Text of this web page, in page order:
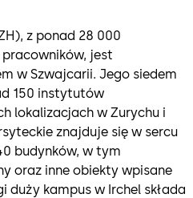
z ponad 28 000
jest
w Szwajcarii. Jego siedem
150 instytutów
lokalizacjach w Zurychu i
znajduje się w sercu
budynków, w tym
oraz inne obiekty wpisane
duży kampus w Irchel składa